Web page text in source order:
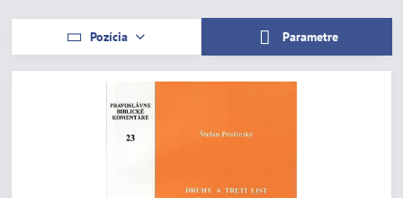
Pozícia Parametre